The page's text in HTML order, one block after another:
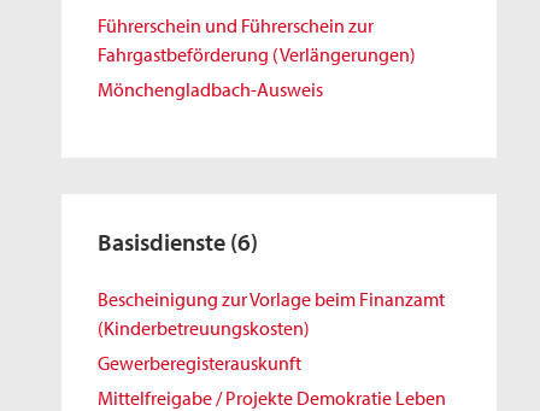
Führerschein und Führerschein zur
Fahrgastbeförderung (Verlängerungen)
Mönchengladbach-Ausweis
Basisdienste (6)
Bescheinigung zur Vorlage beim Finanzamt
(Kinderbetreuungskosten)
Gewerberegisterauskunft
Mittelfreigabe / Projekte Demokratie Leben